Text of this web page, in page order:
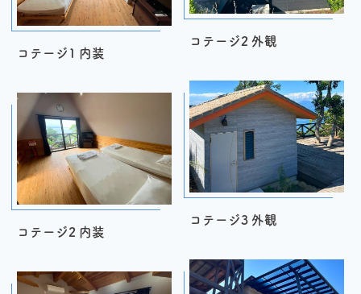
コテージ1 内装
コテージ2 外観
コテージ2 内装
コテージ3 外観